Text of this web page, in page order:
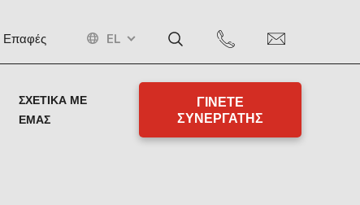
Επαφές EL
ΣΧΕΤΙΚΆ ΜΕ
ΕΜΆΣ
ΓΙΝΕΤΕ
ΣΥΝΕΡΓΑΤΗΣ